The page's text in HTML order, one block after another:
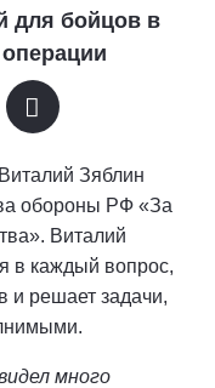
для бойцов в
Зяблин
обороны РФ «За
Виталий
в каждый вопрос,
и решает задачи,
много